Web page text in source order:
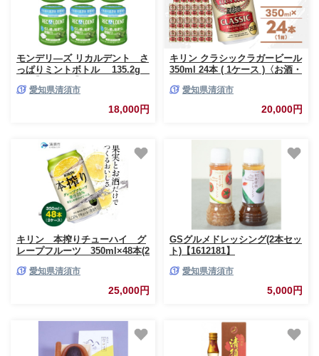
モンデリ―ズ リカルデント さ
っぱりミントボトル 135.2g
愛知県清須市
18,000円
キリン クラシックラガービール
350ml 24本 ( 1ケース )〈お酒・
シックラガービール クラシック
ラガー 酒 お酒 さけ アルコール
キリン 350ml 24本 缶ビール 飲
愛知県清須市
20,000円
キリン 本搾りチューハイ グ
レープフルーツ 350ml×48本(2
橘 果汁 果実 缶チューハイ
KIRIN 酒 アルコール まとめ買
愛知県清須市
25,000円
GSグルメドレッシング(2本セッ
ト)【1612181】
愛知県清須市
5,000円